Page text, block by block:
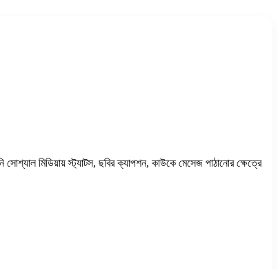
মিডিয়ায় স্ট্যাটস, ছবির ক্যাপশন, কাউকে মেসেজ পাঠানোর ক্ষেত্রে